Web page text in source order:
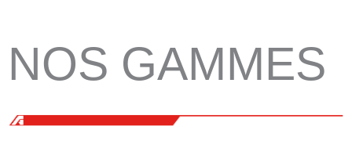
NOS GAMMES